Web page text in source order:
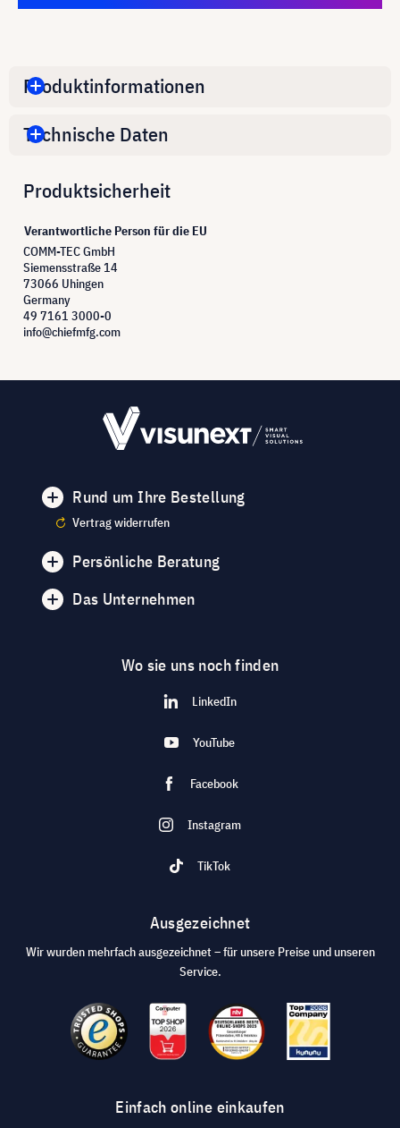
Produktinformationen
Technische Daten
Produktsicherheit
Verantwortliche Person für die EU
COMM-TEC GmbH
Siemensstraße 14
73066 Uhingen
Germany
49 7161 3000-0
info@chiefmfg.com
Rund um Ihre Bestellung
Vertrag widerrufen
Persönliche Beratung
Das Unternehmen
Wo sie uns noch finden
LinkedIn
YouTube
Facebook
Instagram
TikTok
Ausgezeichnet
Wir wurden mehrfach ausgezeichnet – für unsere Preise und unseren
Service.
Einfach online einkaufen